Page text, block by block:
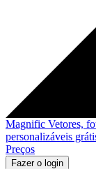
Magnific Vetores,
personalizáveis
Preços
Fazer o login